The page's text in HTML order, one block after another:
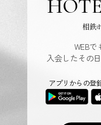
相鉄
WEBで
入会したその
アプリからの登